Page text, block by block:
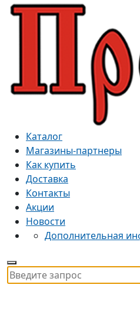
Каталог
Магазины-партнеры
Как купить
Доставка
Контакты
Акции
Новости
Дополнительная